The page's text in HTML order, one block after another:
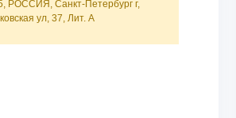
РОССИЯ, Санкт-Петербург г,
ул, 37, Лит. А